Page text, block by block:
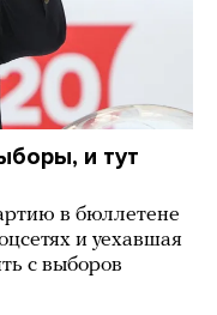
и тут
в бюллетене
и уехавшая
с выборов